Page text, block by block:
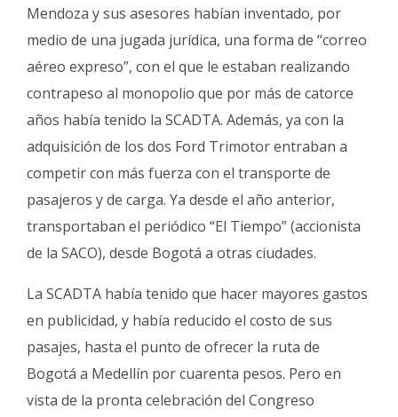
Mendoza y sus asesores habían inventado, por
medio de una jugada jurídica, una forma de “correo
aéreo expreso”, con el que le estaban realizando
contrapeso al monopolio que por más de catorce
años había tenido la SCADTA. Además, ya con la
adquisición de los dos Ford Trimotor entraban a
competir con más fuerza con el transporte de
pasajeros y de carga. Ya desde el año anterior,
transportaban el periódico “El Tiempo” (accionista
de la SACO), desde Bogotá a otras ciudades.
La SCADTA había tenido que hacer mayores gastos
en publicidad, y había reducido el costo de sus
pasajes, hasta el punto de ofrecer la ruta de
Bogotá a Medellín por cuarenta pesos. Pero en
vista de la pronta celebración del Congreso